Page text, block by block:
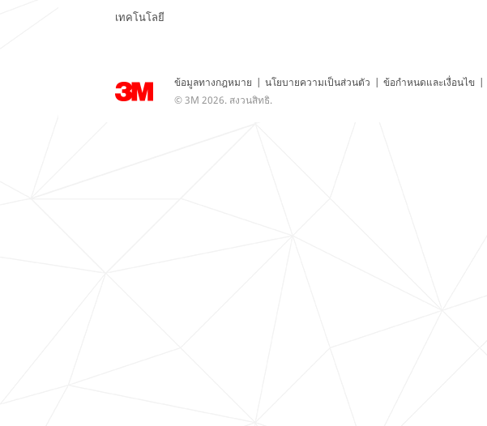
เทคโนโลยี
ข้อมูลทางกฎหมาย | นโยบายความเป็นส่วนตัว | ข้อกำหนดและเงื่อนไข |
© 3M 2026. สงวนสิทธิ.